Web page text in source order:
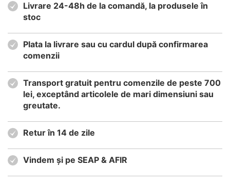
Livrare 24-48h de la comandă, la produsele în
stoc
Plata la livrare sau cu cardul după confirmarea
comenzii
Transport gratuit pentru comenzile de peste 700
lei, exceptând articolele de mari dimensiuni sau
greutate.
Retur în 14 de zile
Vindem și pe SEAP & AFIR